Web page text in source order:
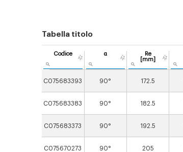
Tabella titolo
Codice α
Re
[mm]
C075683393 90° 172.5
C075683383 90° 182.5
C075683373 90° 192.5
C075670273 90° 205